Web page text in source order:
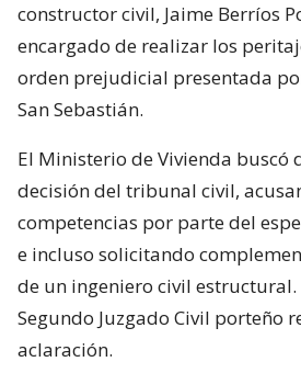
constructor civil, Jaime Berríos
encargado de realizar los
orden prejudicial presentada
San Sebastián.
El Ministerio de Vivienda buscó
decisión del tribunal civil,
competencias por parte del
e incluso solicitando
de un ingeniero civil estructural.
Segundo Juzgado Civil porteño
aclaración.